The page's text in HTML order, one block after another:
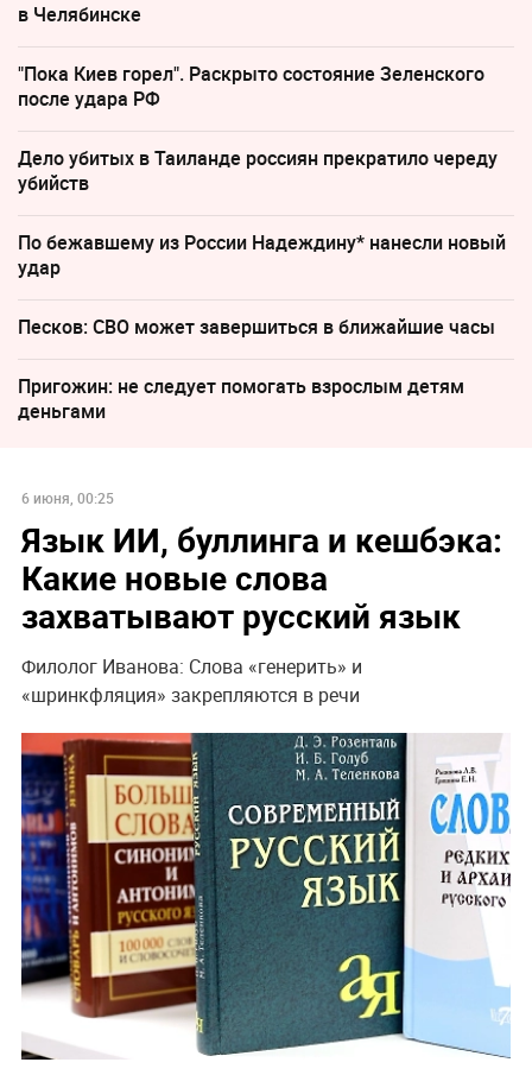
в Челябинске
"Пока Киев горел". Раскрыто состояние Зеленского
после удара РФ
Дело убитых в Таиланде россиян прекратило череду
убийств
По бежавшему из России Надеждину* нанесли новый
удар
Песков: СВО может завершиться в ближайшие часы
Пригожин: не следует помогать взрослым детям
деньгами
6 июня, 00:25
Язык ИИ, буллинга и кешбэка:
Какие новые слова
захватывают русский язык
Филолог Иванова: Слова «генерить» и
«шринкфляция» закрепляются в речи